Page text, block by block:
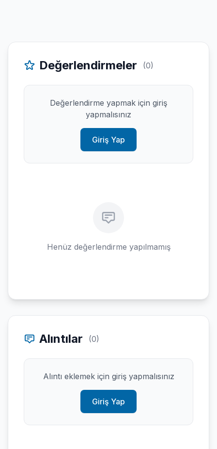
Değerlendirmeler (0)
Değerlendirme yapmak için giriş
yapmalısınız
Giriş Yap
Henüz değerlendirme yapılmamış
Alıntılar (0)
Alıntı eklemek için giriş yapmalısınız
Giriş Yap